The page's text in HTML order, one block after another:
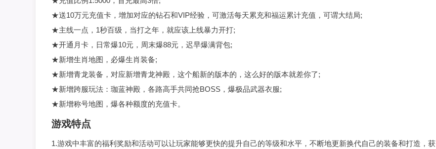
★送10万元充值卡，增加对应的钻石和VIP经验，可激活每天累充和福运累计充值，可谓大结局;
★主线一点，1秒百级，当打之年，就应该上线暴力开打;
★开通月卡，日常爆10元，周末爆88元，迟早爆满背包;
★新增生肖地图，必爆生肖装备;
★新增青龙装备，对应新增青龙神殿，这个船新的版本的，这么好的版本就差你了;
★新增跨服玩法：珈蓝神殿，各路高手共同抢BOSS，爆极品武器衣服;
★新增称号地图，爆各种额度的充值卡。
游戏特点
1.游戏中丰富的福利奖励和活动可以让玩家能够更快的提升自己的等级和水平，不断地更新换代自己的装备和打造，获